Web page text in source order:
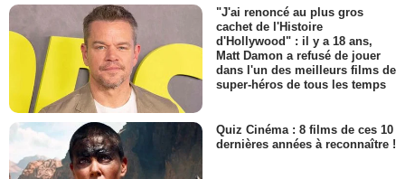
"J'ai renoncé au plus gros
cachet de l'Histoire
d'Hollywood" : il y a 18 ans,
Matt Damon a refusé de jouer
dans l'un des meilleurs films de
super-héros de tous les temps
Quiz Cinéma : 8 films de ces 10
dernières années à reconnaître !